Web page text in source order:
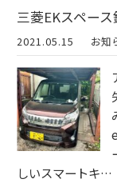
三菱EKスペー
2021.05.15 お知
しいスマートキ…